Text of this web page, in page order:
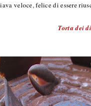
veloce, felice di essere
Torta dei